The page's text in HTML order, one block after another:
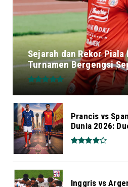
Sejarah dan Rekor
Turnamen Bergengsi
Prancis vs
Dunia 2026:
Inggris vs